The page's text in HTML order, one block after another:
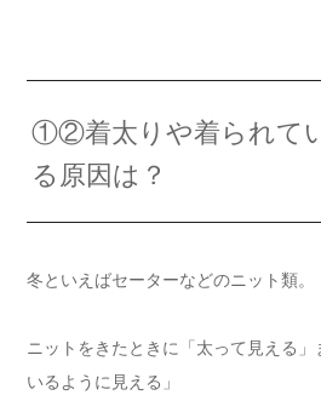
①②着太りや着られて
る原因は？
冬といえばセーターなどのニット類。
ニットをきたときに「太って見える
いるように見える」